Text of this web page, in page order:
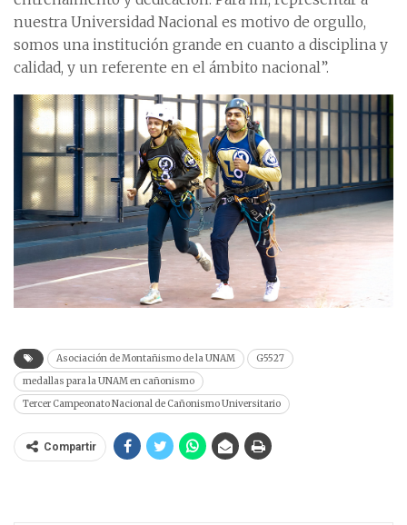
nuestra Universidad Nacional es motivo de orgullo,
somos una institución grande en cuanto a disciplina y
calidad, y un referente en el ámbito nacional”.
Asociación de Montañismo de la UNAM
G5527
medallas para la UNAM en cañonismo
Tercer Campeonato Nacional de Cañonismo Universitario
Compartir